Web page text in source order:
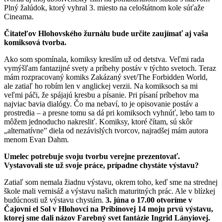
Plný žalúdok, ktorý vyhral 3. miesto na celoštátnom kole súťaže
Cineama.
Čitateľov Hlohovského žurnálu bude určite zaujímať aj vaša
komiksová tvorba.
Ako som spomínala, komiksy kreslím už od detstva. Veľmi rada
vymýšľam fantazijné svety a príbehy postáv v týchto svetoch. Teraz
mám rozpracovaný komiks Zakázaný svet/The Forbidden World,
ale zatiaľ ho robím len v anglickej verzii. Na komiksoch sa mi
veľmi páči, že spájajú kresbu a písanie. Pri písaní príbehov ma
najviac bavia dialógy. Čo ma nebaví, to je opisovanie postáv a
prostredia – a presne tomu sa dá pri komiksoch vyhnúť, lebo tam to
môžem jednoducho nakresliť. Komiksy, ktoré čítam, sú skôr
„alternatívne” diela od nezávislých tvorcov, najradšej mám autora
menom Evan Dahm.
Umelec potrebuje svoju tvorbu verejne prezentovať.
Vystavovali ste už svoje práce, prípadne chystáte výstavu?
Zatiaľ som nemala žiadnu výstavu, okrem toho, keď sme na strednej
škole mali vernisáž a výstavu našich maturitných prác. Ale v blízkej
budúcnosti už výstavu chystám. 3. júna o 17.00 otvoríme v
Čajovni el Sol v Hlohovci na Pribinovej 14 moju prvú výstavu,
ktorej sme dali názov Farebný svet fantázie Ingrid Lányiovej.